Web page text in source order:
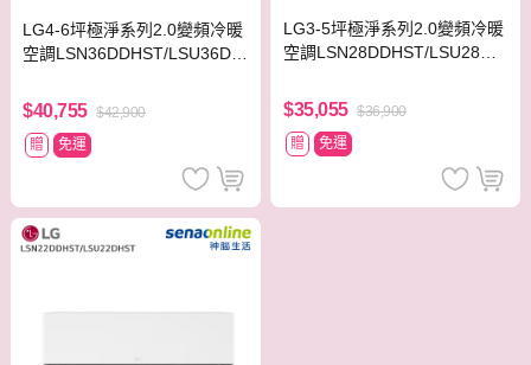
LG4-6坪極淨系列2.0變頻冷暖
空調LSN36DDHST/LSU36DH
$40,755 $42,900
贈
免運
LG3-5坪極淨系列2.0變頻冷暖
空調LSN28DDHST/LSU28DH
$35,055 $36,900
贈
免運